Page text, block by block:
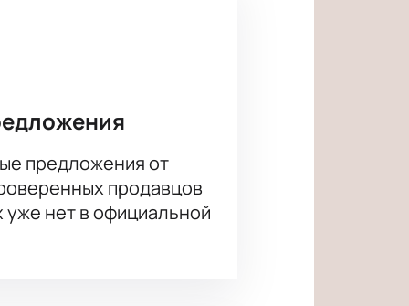
поневоле». Купите
мероприятия.
предложения от
продавцов
нет в официальной